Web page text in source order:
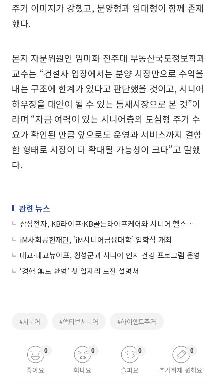
주거 이미지가 강했고, 분양형과 임대형이 함께 존재
했다.
본지 자문위원인 임미화 전주대 부동산국토정보학과
교수는 “건설사 입장에서는 분양 시장만으로 수익을
내는 구조에 한계가 있다고 판단했을 것이고, 시니어
하우징을 대안이 될 수 있는 틈새시장으로 본 것”이
라며 “자금 여력이 있는 시니어층의 도심형 주거 수
요가 확인된 만큼 앞으로도 운영과 서비스까지 결합
한 형태로 시장이 더 확대될 가능성이 크다”고 말했
다.
관련 뉴스
삼성전자, KB라이프·KB골든라이프케어와 시니어 헬스케어 혁신 선도
iM사회공헌재단, ‘iM시니어금융대학’ 입학식 개최
대교·대교뉴이프, 횡성군과 시니어 인지 건강 프로그램 운영
‘경험 無도 환영’ 첫 일자리 도전 설명서
#시니어 #액티브시니어 #하이엔드주거
좋아요
0
화나요
0
슬퍼요
0
추가취재 원해요
0